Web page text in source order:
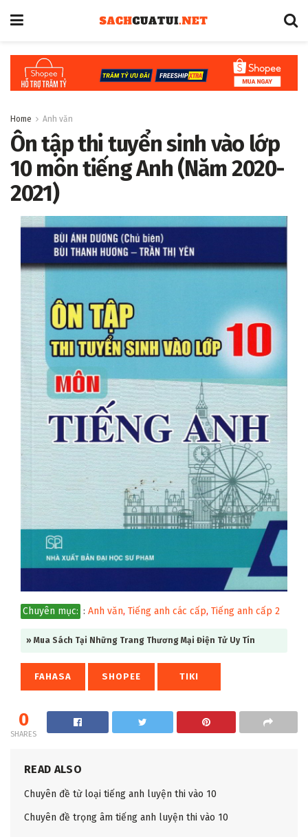
Home Anh văn
Ôn tập thi tuyển sinh vào lớp
10 môn tiếng Anh (Năm 2020-
2021)
Chuyên mục: : Anh văn, Tiếng anh các cấp, Tiếng anh cấp 2
» Mua Sách Tại Những Trang Thương Mại Điện Tử Uy Tín
FAHASA SHOPEE TIKI
0
SHARES
READ ALSO
Chuyên đề từ loại tiếng anh luyện thi vào 10
Chuyên đề trọng âm tiếng anh luyện thi vào 10